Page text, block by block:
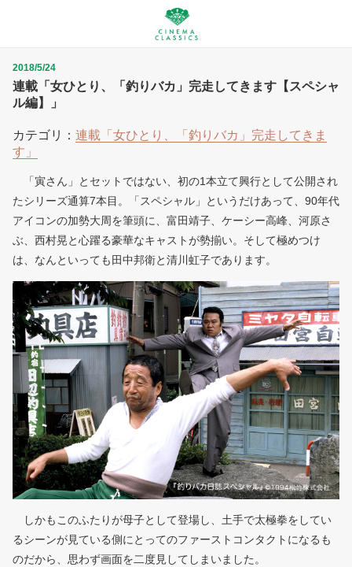
連載「女ひとり、「釣りバカ」完走してきます【スペシャ
ル編】」
2018/5/24
カテゴリ： 連載「女ひとり、「釣りバカ」完走してきま
す」
「寅さん」とセットではない、初の1本立て興行として公開され
たシリーズ通算7本目。「スペシャル」というだけあって、90年代
アイコンの加勢大周を筆頭に、富田靖子、ケーシー高峰、河原さ
ぶ、西村晃と心躍る豪華なキャストが勢揃い。そして極めつけ
は、なんといっても田中邦衛と清川虹子であります。
しかもこのふたりが母子として登場し、土手で太極拳をしてい
るシーンが見ている側にとってのファーストコンタクトになるも
のだから、思わず画面を二度見してしまいました。